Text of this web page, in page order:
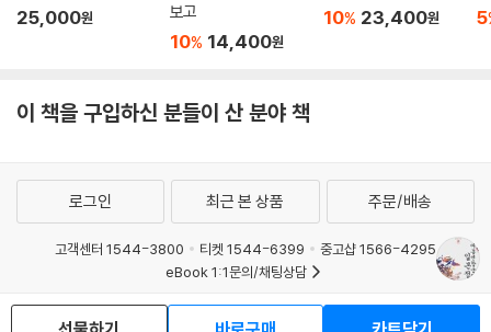
25,000원
보고
10% 14,400원
10% 23,400원 5
이 책을 구입하신 분들이 산 분야 책
로그인 최근 본 상품 주문/배송
고객센터 1544-3800 티켓 1544-6399
중고샵 1566-4295
eBook 1:1문의/채팅상담
예스이십사(주) 사업자 정보